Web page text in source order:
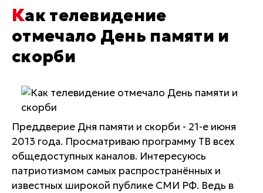
Отдельный вход \ Левый торец здания
Пн-пт. с 9:30 до 18:30 (по Хбк)
Все контакты
Как телевидение
отмечало День памяти и
скорби
Преддверие Дня памяти и скорби - 21-е июня
2013 года. Просматриваю программу ТВ всех
общедоступных каналов. Интересуюсь
патриотизмом самых распространённых и
известных широкой публике СМИ РФ. Ведь в